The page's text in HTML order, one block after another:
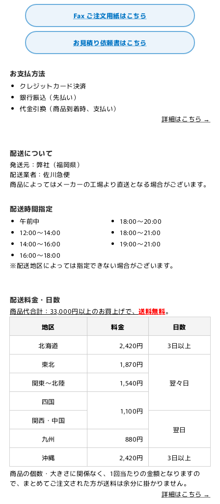
Fax ご注文用紙はこちら
お見積り依頼書はこちら
お支払方法
クレジットカード決済
銀行振込（先払い）
代金引換（商品到着時、支払い）
詳細はこちら →
配送について
発送元：弊社（福岡県）
配送業者：佐川急便
商品によってはメーカーの工場より直送となる場合がございます。
配送時間指定
午前中
12:00～14:00
14:00～16:00
16:00～18:00
18:00～20:00
18:00～21:00
19:00～21:00
※配送地区によっては指定できない場合がございます。
配送料金・日数
商品代合計：33,000円以上のお買上げで、送料無料。
地区
料金
日数
北海道
2,420円
3日以上
東北
1,870円
翌々日
関東～北陸
1,540円
四国
1,100円
関西・中国
翌日
九州
880円
沖縄
2,420円
3日以上
商品の個数・大きさに関係なく、1回当たりの金額となりますの
で、まとめてご注文された方が送料は余分に掛かりません。
詳細はこちら →